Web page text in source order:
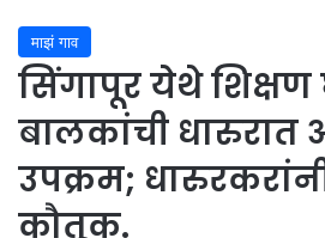
माझं गाव
सिंगापूर येथे शिक्षण
बालकांची धारुरात
उपक्रम;
कौतूक.